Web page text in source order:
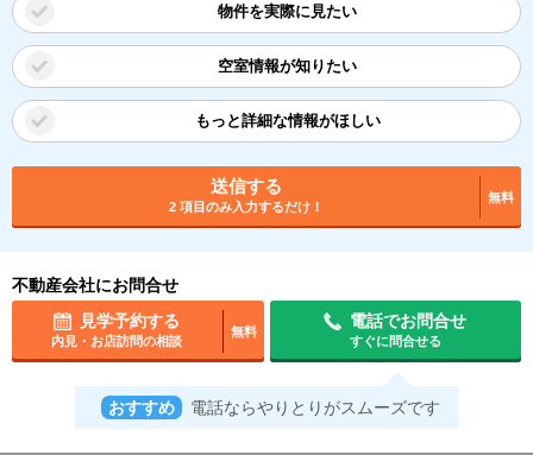
物件を実際に見たい
空室情報が知りたい
もっと詳細な情報がほしい
送信する
2 項目のみ入力するだけ！
無料
不動産会社にお問合せ
見学予約する
内見・お店訪問の相談
無料
電話でお問合せ
すぐに問合せる
おすすめ 電話ならやりとりがスムーズです